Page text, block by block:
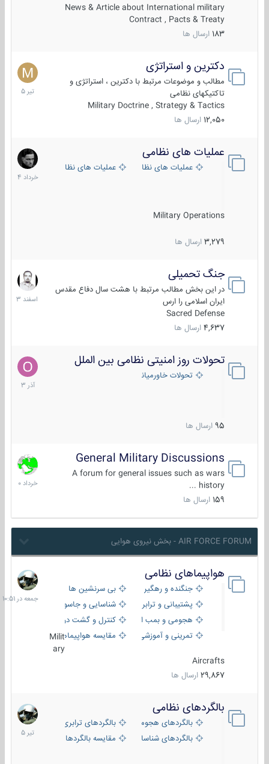
News & Article about International military
Contract , Pacts & Treaty
183 ارسال ها
دکترین و استراتژی
مطالب و موضوعات مرتبط با دکترین ، استراتژی و
تاکتیکهای نظامی
Military Doctrine , Strategy & Tactics
12,050 ارسال ها
27
تیر
1405
عملیات های نظامی
عملیات های نظامی ایرانعملیات های نظامی خارجی
Military Operations
3,279 ارسال ها
5
خرداد
1404
جنگ تحمیلی
در این بخش مطالب مرتبط با هشت سال دفاع مقدس
ایران اسلامی را ارس
Sacred Defense
4,637 ارسال ها
20
اسفند
1403
تحولات روز امنیتی نظامی بین الملل
تحولات خاورمیانه
95 ارسال ها
21
آذر
1403
General Military Discussions
A forum for general issues such as wars
history ...
159 ارسال ها
10
خرداد
1400
AIR FORCE FORUM - بخش نیروی هوایی
هواپیماهای نظامی
جنگنده و رهگیر
بی سرنشین ها
پشتیبانی و ترابری
شناسایی و جاسوسی
هجومی و بمب افکن
کنترل و گشت دریایی
تمرینی و آموزشی
مقایسه هواپیماهاMilit
ary
Aircrafts
29,867 ارسال ها
جمعه
در
10:51
بالگردهای نظامی
بالگردهای هجومی
بالگردهای ترابری
بالگردهای شناسایی
مقایسه بالگردها
22
تیر
1405